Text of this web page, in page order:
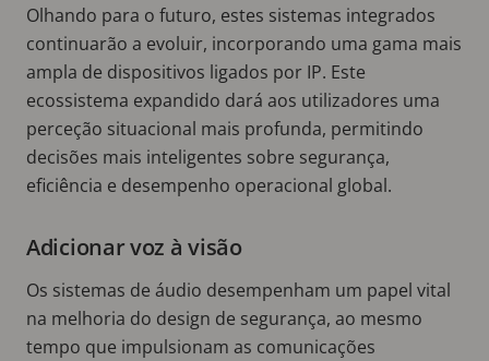
Olhando para o futuro, estes sistemas integrados
continuarão a evoluir, incorporando uma gama mais
ampla de dispositivos ligados por IP. Este
ecossistema expandido dará aos utilizadores uma
perceção situacional mais profunda, permitindo
decisões mais inteligentes sobre segurança,
eficiência e desempenho operacional global.
Adicionar voz à visão
Os sistemas de áudio desempenham um papel vital
na melhoria do design de segurança, ao mesmo
tempo que impulsionam as comunicações